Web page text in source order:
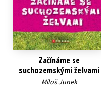
Začínáme se
suchozemskými želvami
Miloš Junek